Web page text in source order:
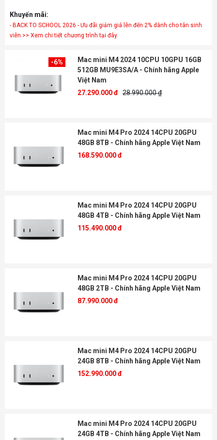
Khuyến mãi:
- BACK TO SCHOOL 2026 - Ưu đãi giảm giá lên đến 2% dành cho tân sinh
viên >> Xem chi tiết chương trình tại đây.
-6%
Mac mini M4 2024 10CPU 10GPU 16GB
512GB MU9E3SA/A - Chính hãng Apple
Việt Nam
27.290.000 đ 28.990.000 ₫
Mac mini M4 Pro 2024 14CPU 20GPU
48GB 8TB - Chính hãng Apple Việt Nam
168.590.000 đ
Mac mini M4 Pro 2024 14CPU 20GPU
48GB 4TB - Chính hãng Apple Việt Nam
115.490.000 đ
Mac mini M4 Pro 2024 14CPU 20GPU
48GB 2TB - Chính hãng Apple Việt Nam
87.990.000 đ
Mac mini M4 Pro 2024 14CPU 20GPU
24GB 8TB - Chính hãng Apple Việt Nam
152.990.000 đ
Mac mini M4 Pro 2024 14CPU 20GPU
24GB 4TB - Chính hãng Apple Việt Nam